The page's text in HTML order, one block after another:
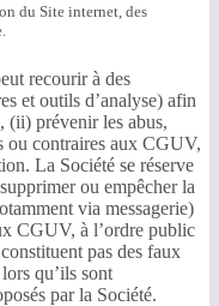
du Site internet, des
recourir à des
et outils d’analyse) afin
(ii) prévenir les abus,
ou contraires aux CGUV,
La Société se réserve
ou empêcher la
via messagerie)
CGUV, à l’ordre public
pas des faux
qu’ils sont
par la Société.